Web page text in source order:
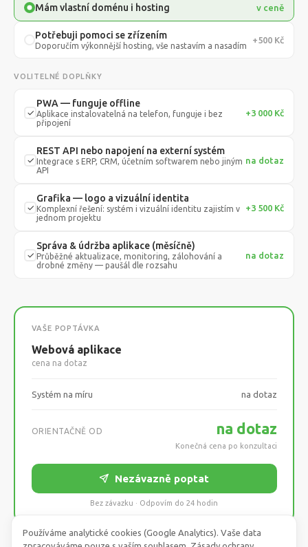
Mám vlastní doménu i hosting v ceně
Potřebuji pomoci se zřízením
Doporučím výkonnější hosting, vše nastavím a nasadím
+500 Kč
VOLITELNÉ DOPLŇKY
PWA — funguje offline
Aplikace instalovatelná na telefon, funguje i bez
připojení
+3 000 Kč
REST API nebo napojení na externí systém
Integrace s ERP, CRM, účetním softwarem nebo jiným
API
na dotaz
Grafika — logo a vizuální identita
Komplexní řešení: systém i vizuální identitu zajistím v
jednom projektu
+3 500 Kč
Správa & údržba aplikace (měsíčně)
Průběžné aktualizace, monitoring, zálohování a
drobné změny — paušál dle rozsahu
na dotaz
VAŠE POPTÁVKA
Webová aplikace
cena na dotaz
Systém na míru na dotaz
ORIENTAČNĚ OD na dotaz
Konečná cena po konzultaci
Nezávazně poptat
Bez závazku · Odpovím do 24 hodin
Používáme analytické cookies (Google Analytics). Vaše data